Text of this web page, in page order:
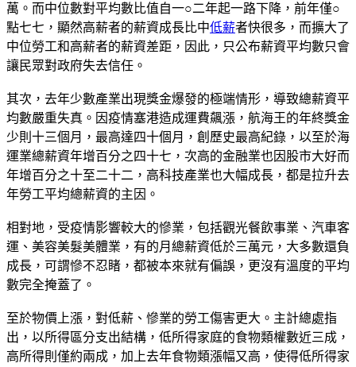
萬。而中位數對平均數比值自一○二年起一路下降，前年僅○
點七七，顯然高薪者的薪資成長比中低薪者快很多，而擴大了
中位勞工和高薪者的薪資差距，因此，只公布薪資平均數只會
讓民眾對政府失去信任。
其次，去年少數產業出現獎金爆發的極端情形，導致總薪資平
均數嚴重失真。因疫情塞港造成運費飆漲，航海王的年終獎金
少則十三個月，最高達四十個月，創歷史最高紀錄，以至於海
運業總薪資年增百分之四十七，次高的金融業也因股市大好而
年增百分之十至二十二，高科技產業也大幅成長，都是拉升去
年勞工平均總薪資的主因。
相對地，受疫情影響較大的慘業，包括觀光餐飲事業、汽車客
運、美容美髮美體業，有的月總薪資低於三萬元，大多數還負
成長，可謂慘不忍睹，都被本來就有偏誤，更沒有溫度的平均
數完全掩蓋了。
至於物價上漲，對低薪、慘業的勞工傷害更大。主計總處指
出，以所得區分支出結構，低所得家庭的食物類權數近三成，
高所得則僅約兩成，加上去年食物類漲幅又高，使得低所得家